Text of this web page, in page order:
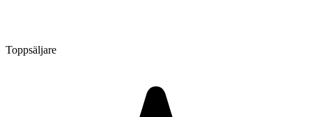
Toppsäljare